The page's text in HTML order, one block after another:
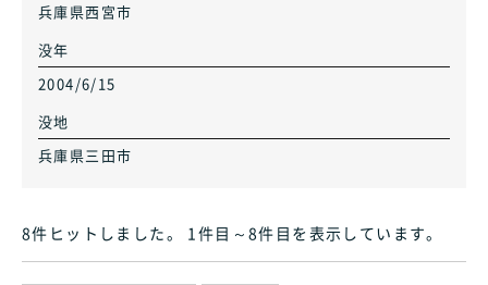
兵庫県西宮市
没年
2004/6/15
没地
兵庫県三田市
8件ヒット しました。 1件目～8件目 を表示しています。